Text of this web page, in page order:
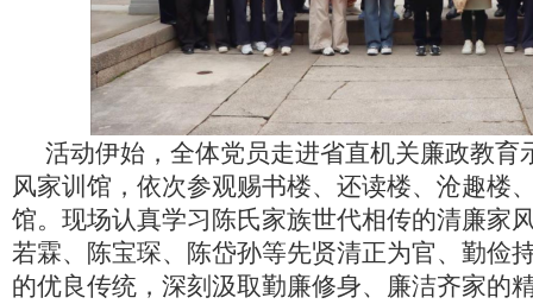
活动伊始，全体党员走进省直机关廉政教
风家训馆，依次参观赐书楼、还读楼、沧趣楼
馆。现场认真学习陈氏家族世代相传的清廉家
若霖、陈宝琛、陈岱孙等先贤清正为官、勤俭
的优良传统，深刻汲取勤廉修身、廉洁齐家的